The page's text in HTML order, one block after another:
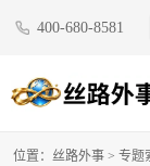
400-680-8581
位置： 丝路外事 > 专题